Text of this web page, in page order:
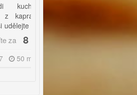
a
rybí
Porci uvaříte za 25 Kč